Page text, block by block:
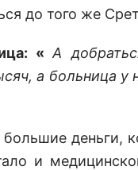
до того же
«А
а больница
деньги,
и